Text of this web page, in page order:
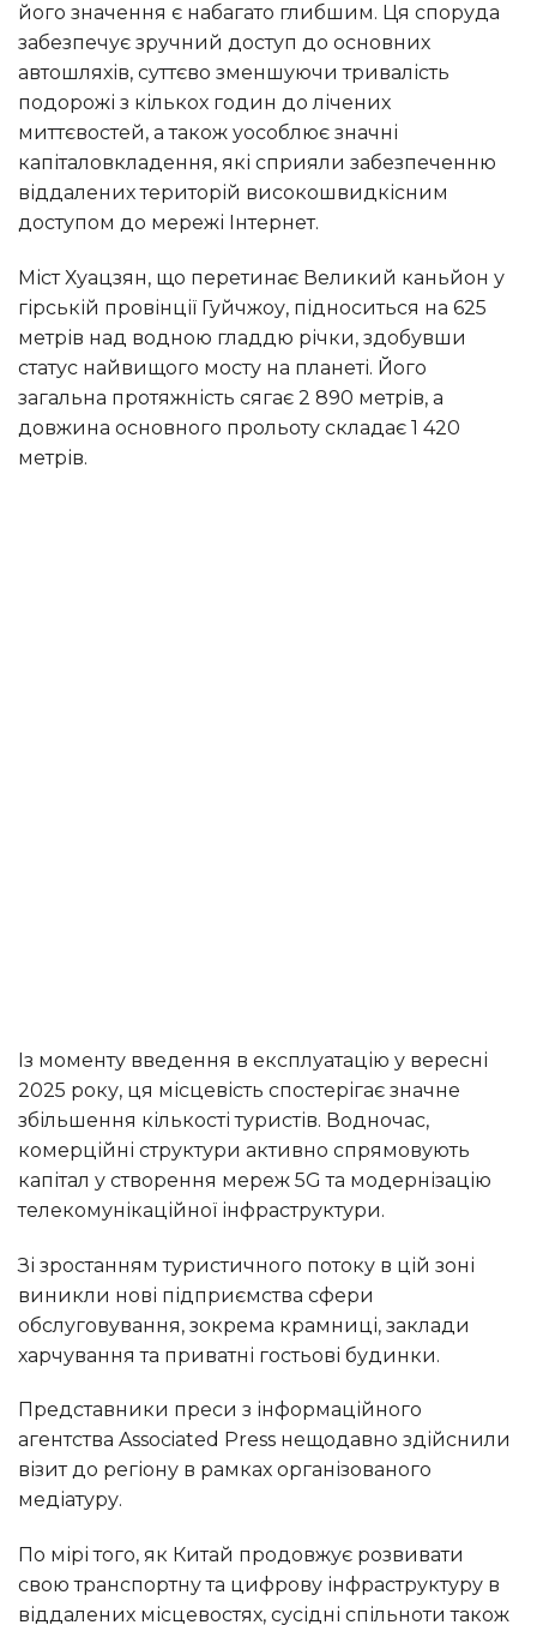
його значення є набагато глибшим. Ця споруда
забезпечує зручний доступ до основних
автошляхів, суттєво зменшуючи тривалість
подорожі з кількох годин до лічених
миттєвостей, а також уособлює значні
капіталовкладення, які сприяли забезпеченню
віддалених територій високошвидкісним
доступом до мережі Інтернет.
Міст Хуацзян, що перетинає Великий каньйон у
гірській провінції Гуйчжоу, підноситься на 625
метрів над водною гладдю річки, здобувши
статус найвищого мосту на планеті. Його
загальна протяжність сягає 2 890 метрів, а
довжина основного прольоту складає 1 420
метрів.
Із моменту введення в експлуатацію у вересні
2025 року, ця місцевість спостерігає значне
збільшення кількості туристів. Водночас,
комерційні структури активно спрямовують
капітал у створення мереж 5G та модернізацію
телекомунікаційної інфраструктури.
Зі зростанням туристичного потоку в цій зоні
виникли нові підприємства сфери
обслуговування, зокрема крамниці, заклади
харчування та приватні гостьові будинки.
Представники преси з інформаційного
агентства Associated Press нещодавно здійснили
візит до регіону в рамках організованого
медіатуру.
По мірі того, як Китай продовжує розвивати
свою транспортну та цифрову інфраструктуру в
віддалених місцевостях, сусідні спільноти також